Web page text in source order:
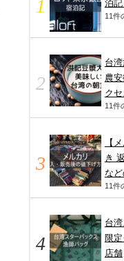
泊
11件
台
農
クセ
11件
【
き
な
11件
台
限
店舗